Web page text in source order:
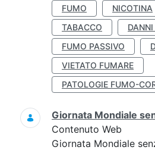
FUMO NICOTINA
TABACCO
FUMO PASSIVO
VIETATO FUMARE
PATOLOGIE FUMO-
Giornata Mondiale
Contenuto Web
Giornata Mondiale